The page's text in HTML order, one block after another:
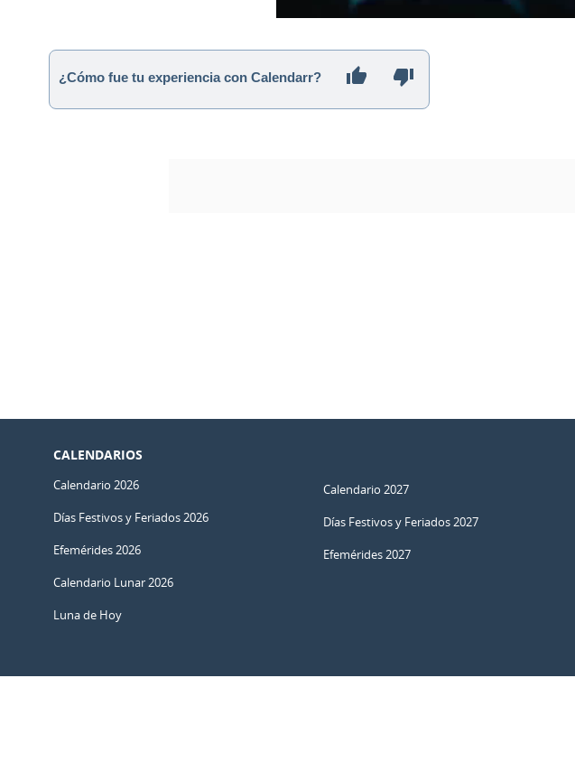
¿Cómo fue tu experiencia con Calendarr?
CALENDARIOS
Calendario 2026
Días Festivos y Feriados 2026
Efemérides 2026
Calendario Lunar 2026
Luna de Hoy
Calendario 2027
Días Festivos y Feriados 2027
Efemérides 2027